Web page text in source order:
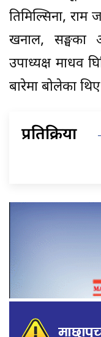
तिमिल्सिना, राम
खनाल, सङ्घका
उपाध्यक्ष माधव
बारेमा बोलेका
प्रतिक्रिया